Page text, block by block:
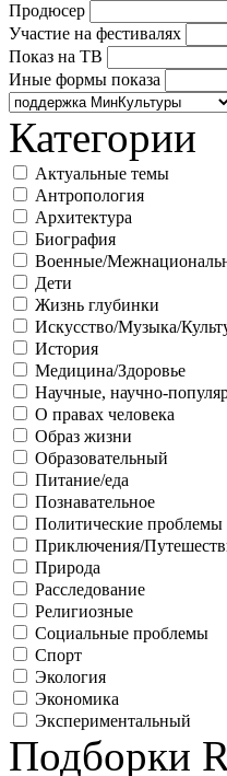
Продюсер
Участие на фестивалях
Показ на ТВ
Иные формы показа
Категории
Актуальные темы
Антропология
Архитектура
Биография
Военные/
Дети
Жизнь глубинки
Искусство/Музыка/
История
Медицина/Здоровье
Научные, научно-
О правах человека
Образ жизни
Образовательный
Питание/еда
Познавательное
Политические проблемы
Приключения/
Природа
Расследование
Религиозные
Социальные проблемы
Спорт
Экология
Экономика
Экспериментальный
Подборки